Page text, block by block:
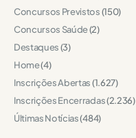
Concursos Previstos(150)
Concursos Saúde(2)
Destaques(3)
Home(4)
Inscrições Abertas(1.627)
Inscrições Encerradas(2.236)
Últimas Notícias(484)